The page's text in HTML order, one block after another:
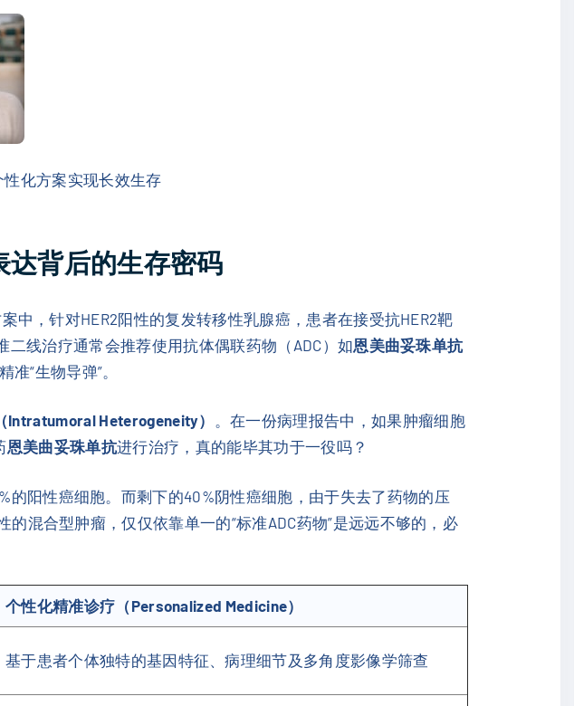
化方案实现长效生存
达背后的生存密码
中，针对HER2阳性的复发转移性乳腺癌，患者在接受抗HER2靶
二线治疗通常会推荐使用抗体偶联药物（ADC）如恩美曲妥珠单抗
准“生物导弹”。
Intratumoral Heterogeneity）
。在一份病理报告中，如果肿瘤细胞
恩美曲妥珠单抗进行治疗，真的能毕其功于一役吗？
的阳性癌细胞。而剩下的40%阴性癌细胞，由于失去了药物的压
混合型肿瘤，仅仅依靠单一的“标准ADC药物”是远远不够的，必
个性化精准诊疗（Personalized Medicine）
基于患者个体独特的基因特征、病理细节及多角度影像学筛查